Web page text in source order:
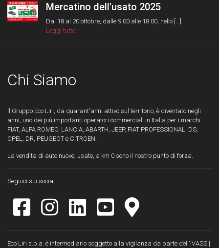
Mercatino dell'usato 2025
Dal 18 al 20 ottobre, dalle 9.00 alle 18.00, nello [...]
Leggi tutto
Chi Siamo
Il Gruppo Eco Liri, da quarant'anni attivo sul territorio, è diventato negli
anni, uno dei più importanti operatori commerciali in Italia per i marchi
FIAT, ALFA ROMEO, LANCIA, ABARTH, JEEP, FIAT PROFESSIONAL, DS,
OPEL, DR, PEUGEOT e CITROEN.
La vendita di auto nuove, usate, a km 0 sono il nostro punto di forza.
Seguici sui social
Eco Liri s.p.a. è intermediario soggetto alla vigilanza da parte dell'IVASS |